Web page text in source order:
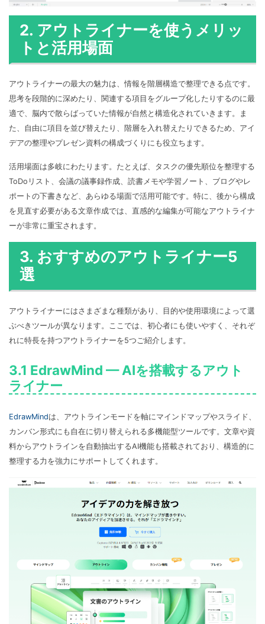
2. アウトライナーを使うメリッ
トと活用場面
アウトライナーの最大の魅力は、情報を階層構造で整理できる点です。
思考を段階的に深めたり、関連する項目をグループ化したりするのに最
適で、脳内で散らばっていた情報が自然と構造化されていきます。ま
た、自由に項目を並び替えたり、階層を入れ替えたりできるため、アイ
デアの整理やプレゼン資料の構成づくりにも役立ちます。
活用場面は多岐にわたります。たとえば、タスクの優先順位を整理する
ToDoリスト、会議の議事録作成、読書メモや学習ノート、ブログやレ
ポートの下書きなど、あらゆる場面で活用可能です。特に、後から構成
を見直す必要がある文章作成では、直感的な編集が可能なアウトライナ
ーが非常に重宝されます。
3. おすすめのアウトライナー5
選
アウトライナーにはさまざまな種類があり、目的や使用環境によって選
ぶべきツールが異なります。ここでは、初心者にも使いやすく、それぞ
れに特長を持つアウトライナーを5つご紹介します。
3.1 EdrawMind — AIを搭載するアウト
ライナー
EdrawMindは、アウトラインモードを軸にマインドマップやスライド、
カンバン形式にも自在に切り替えられる多機能型ツールです。文章や資
料からアウトラインを自動抽出するAI機能も搭載されており、構造的に
整理する力を強力にサポートしてくれます。